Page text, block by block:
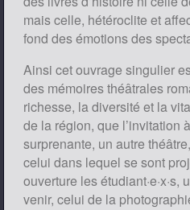
mais celle, hétéroclite et
fond des émotions des
Ainsi cet ouvrage singulier
des mémoires théâtrales
richesse, la diversité et la
de la région, que l’invitation
surprenante, un autre
celui dans lequel se sont
ouverture les étudiant·e·x·s,
venir, celui de la